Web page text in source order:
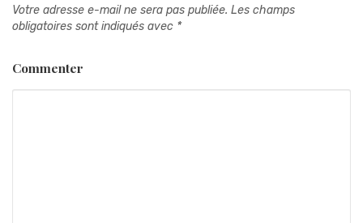
Votre adresse e-mail ne sera pas publiée. Les champs
obligatoires sont indiqués avec *
Commenter